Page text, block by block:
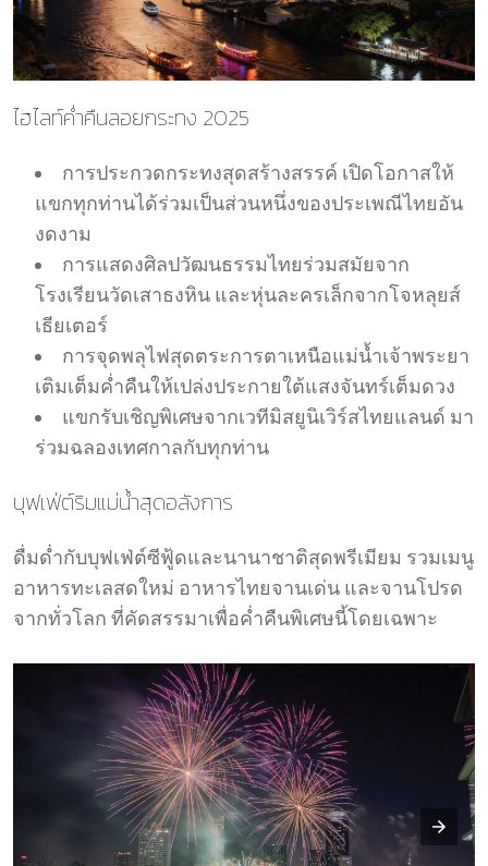
ไฮไลท์ค่ำคืนลอยกระทง 2025
การประกวดกระทงสุดสร้างสรรค์ เปิดโอกาสให้
แขกทุกท่านได้ร่วมเป็นส่วนหนึ่งของประเพณีไทยอัน
งดงาม
การแสดงศิลปวัฒนธรรมไทยร่วมสมัยจาก
โรงเรียนวัดเสาธงหิน และหุ่นละครเล็กจากโจหลุยส์
เธียเตอร์
การจุดพลุไฟสุดตระการตาเหนือแม่น้ำเจ้าพระยา
เติมเต็มค่ำคืนให้เปล่งประกายใต้แสงจันทร์เต็มดวง
แขกรับเชิญพิเศษจากเวทีมิสยูนิเวิร์สไทยแลนด์ มา
ร่วมฉลองเทศกาลกับทุกท่าน
บุฟเฟ่ต์ริมแม่น้ำสุดอลังการ
ดื่มด่ำกับบุฟเฟ่ต์ซีฟู้ดและนานาชาติสุดพรีเมียม รวมเมนู
อาหารทะเลสดใหม่ อาหารไทยจานเด่น และจานโปรด
จากทั่วโลก ที่คัดสรรมาเพื่อค่ำคืนพิเศษนี้โดยเฉพาะ